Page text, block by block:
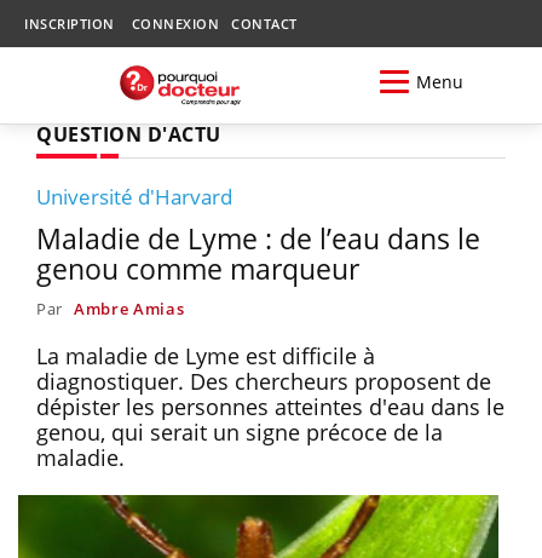
INSCRIPTION CONNEXION CONTACT
Menu
QUESTION D'ACTU
Université d'Harvard
Maladie de Lyme : de l’eau dans le
genou comme marqueur
Par Ambre Amias
La maladie de Lyme est difficile à
diagnostiquer. Des chercheurs proposent de
dépister les personnes atteintes d'eau dans le
genou, qui serait un signe précoce de la
maladie.